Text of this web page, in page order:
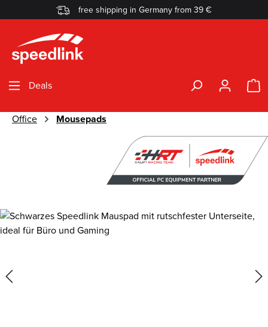
Skip to main contentfree shipping in Germany from 39 €
Deals
Office Mousepads
Skip image gallery